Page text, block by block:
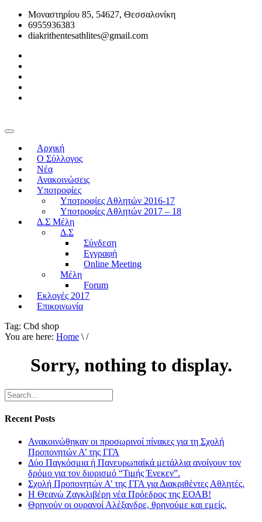
Μοναστηρίου 85, 54627, Θεσσαλονίκη
6955936383
diakrithentesathlites@gmail.com
Αρχική
O Σύλλογος
Νέα
Ανακοινώσεις
Υποτροφίες
Υποτροφίες Αθλητών 2016-17
Υποτροφίες Αθλητών 2017 – 18
Δ.Σ Μέλη
Δ.Σ
Σύνδεση
Εγγραφή
Online Meeting
Μέλη
Forum
Εκλογές 2017
Επικοινωνία
Tag: Cbd shop
You are here: Home \ /
Sorry, nothing to display.
Recent Posts
Ανακοινώθηκαν οι προσωρινοί πίνακες για τη Σχολή
Προπονητών Α’ της ΓΓΑ
Δύο Παγκόσμια ή Πανευρωπαϊκά μετάλλια ανοίγουν τον
δρόμο για τον διορισμό “Τιμής Ένεκεν”.
Σχολή Προπονητών Α’ της ΓΓΑ για Διακριθέντες Αθλητές.
Η Θεανώ Ζαγκλιβέρη νέα Πρόεδρος της ΕΟΑΒ!
Θρηνούν οι ουρανοί Αλέξανδρε, θρηνούμε και εμείς.